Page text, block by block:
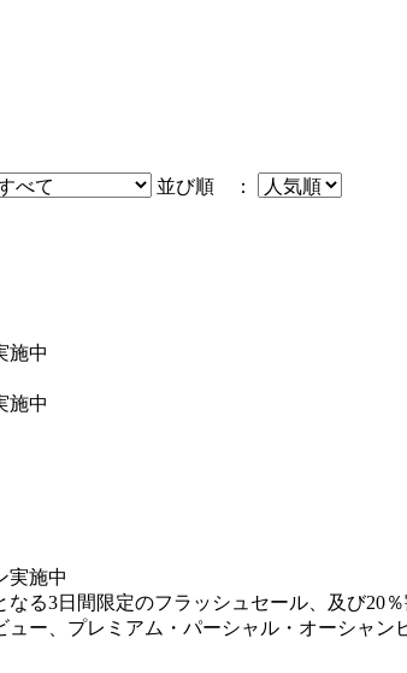
並び順 ：
施中
施中
る3日間限定のフラッシュセール、及び20
ー、プレミアム・パーシャル・オーシャ